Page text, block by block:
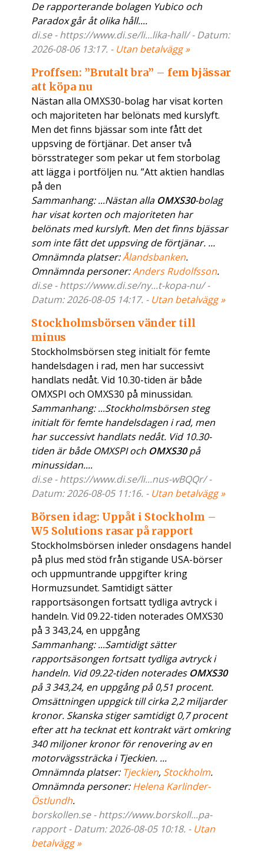
De rapporterande bolagen Yubico och
Paradox går åt olika håll....
di.se - https://www.di.se/li...lika-hall/ - Datum:
2026-08-06 13:17. - Utan betalvägg »
Proffsen: ”Brutalt bra” – fem bjässar
att köpa nu
Nästan alla OMXS30-bolag har visat korten
och majoriteten har belönats med kurslyft.
Men det finns bjässar som inte fått det
uppsving de förtjänar. Det anser två
börsstrateger som pekar ut fem storbolag
att lägga i portföljen nu. ”Att aktien handlas
på den
Sammanhang: ...Nästan alla OMXS30-bolag
har visat korten och majoriteten har
belönats med kurslyft. Men det finns bjässar
som inte fått det uppsving de förtjänar. ...
Omnämnda platser:Ålandsbanken.
Omnämnda personer:Anders Rudolfsson.
di.se - https://www.di.se/ny...t-kopa-nu/ -
Datum: 2026-08-05 14:17. - Utan betalvägg »
Stockholmsbörsen vänder till
minus
Stockholmsbörsen steg initialt för femte
handelsdagen i rad, men har successivt
handlats nedåt. Vid 10.30-tiden är både
OMXSPI och OMXS30 på minussidan.
Sammanhang: ...Stockholmsbörsen steg
initialt för femte handelsdagen i rad, men
har successivt handlats nedåt. Vid 10.30-
tiden är både OMXSPI och OMXS30på
minussidan....
di.se - https://www.di.se/li...nus-wBQQr/ -
Datum: 2026-08-05 11:16. - Utan betalvägg »
Börsen idag: Uppåt i Stockholm –
W5 Solutions rasar på rapport
Stockholmsbörsen inleder onsdagens handel
på plus med stöd från stigande USA-börser
och uppmuntrande uppgifter kring
Hormuzsundet. Samtidigt sätter
rapportsäsongen fortsatt tydliga avtryck i
handeln. Vid 09.22-tiden noterades OMXS30
på 3 343,24, en uppgång
Sammanhang: ...Samtidigt sätter
rapportsäsongen fortsatt tydliga avtryck i
handeln. Vid 09.22-tiden noterades OMXS30
på 3 343,24, en uppgång på 0,51 procent.
Omsättningen uppgick till cirka 2,2 miljarder
kronor. Skanska stiger samtidigt 0,7 procent
efter att ha tecknat ett kontrakt värt omkring
340 miljoner kronor för renovering av en
motorvägssträcka i Tjeckien. ...
Omnämnda platser: Tjeckien, Stockholm.
Omnämnda personer:Helena Karlinder-
Östlundh.
borskollen.se - https://www.borskoll...pa-
rapport - Datum: 2026-08-05 10:18. - Utan
betalvägg »